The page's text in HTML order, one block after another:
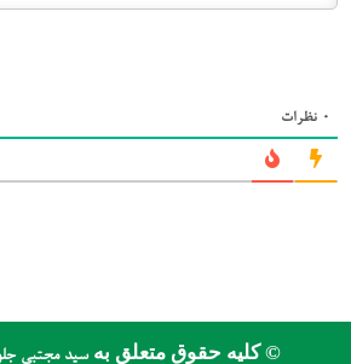
0 نظرات
© کلیه حقوق متعلق بهسید مجتبی